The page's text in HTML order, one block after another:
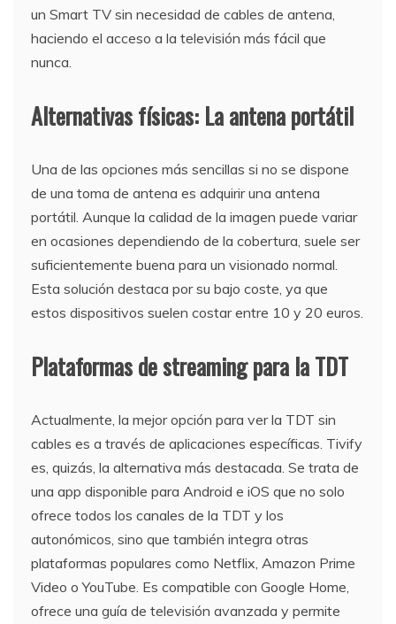
un Smart TV sin necesidad de cables de antena,
haciendo el acceso a la televisión más fácil que
nunca.
Alternativas físicas: La antena portátil
Una de las opciones más sencillas si no se dispone
de una toma de antena es adquirir una antena
portátil. Aunque la calidad de la imagen puede variar
en ocasiones dependiendo de la cobertura, suele ser
suficientemente buena para un visionado normal.
Esta solución destaca por su bajo coste, ya que
estos dispositivos suelen costar entre 10 y 20 euros.
Plataformas de streaming para la TDT
Actualmente, la mejor opción para ver la TDT sin
cables es a través de aplicaciones específicas. Tivify
es, quizás, la alternativa más destacada. Se trata de
una app disponible para Android e iOS que no solo
ofrece todos los canales de la TDT y los
autonómicos, sino que también integra otras
plataformas populares como Netflix, Amazon Prime
Video o YouTube. Es compatible con Google Home,
ofrece una guía de televisión avanzada y permite